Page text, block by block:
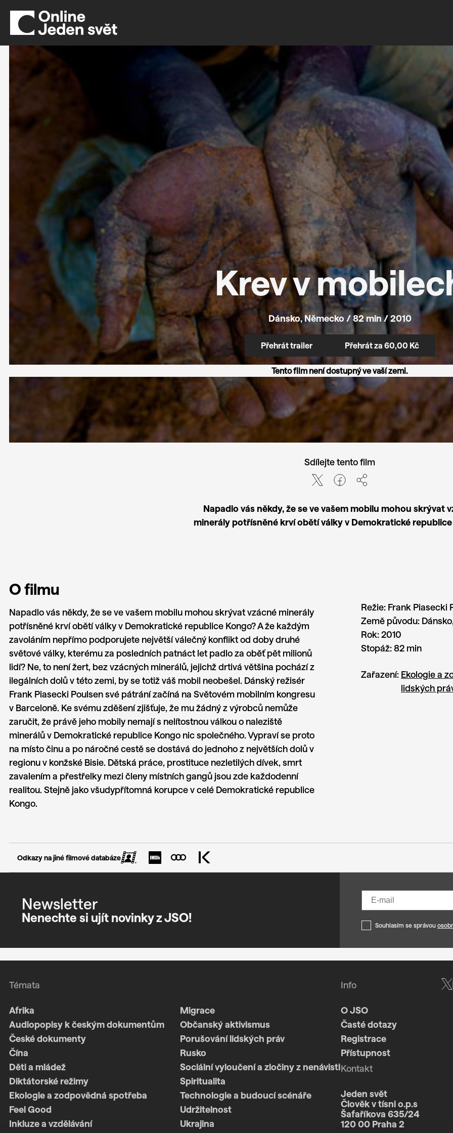
Krev v
Dánsko, Německo / 82 min / 2010
Přehrát trailer Přehrát za 60,00 Kč
Tento film není dostupný ve vaší zemi.
Sdílejte tento film
Napadlo vás někdy, že se ve vašem mobilu mohou skrývat
minerály potřísněné krví obětí války v Demokratické
O filmu
Napadlo vás někdy, že se ve vašem mobilu mohou skrývat vzácné minerály
potřísněné krví obětí války v Demokratické republice Kongo? A že každým
zavoláním nepřímo podporujete největší válečný konflikt od doby druhé
světové války, kterému za posledních patnáct let padlo za oběť pět milionů
lidí? Ne, to není žert, bez vzácných minerálů, jejichž drtivá většina pochází z
ilegálních dolů v této zemi, by se totiž váš mobil neobešel. Dánský režisér
Frank Piasecki Poulsen své pátrání začíná na Světovém mobilním kongresu
v Barceloně. Ke svému zděšení zjišťuje, že mu žádný z výrobců nemůže
zaručit, že právě jeho mobily nemají s nelítostnou válkou o naleziště
minerálů v Demokratické republice Kongo nic společného. Vypraví se proto
na místo činu a po náročné cestě se dostává do jednoho z největších dolů v
regionu v konžské Bisie. Dětská práce, prostituce nezletilých dívek, smrt
zavalením a přestřelky mezi členy místních gangů jsou zde každodenní
realitou. Stejně jako všudypřítomná korupce v celé Demokratické republice
Kongo.
Režie: Frank Piasecki
Země původu:
Rok:2010
Stopáž:82 min
Zařazení: Ekologie a
lidských
Odkazy na jiné filmové databáze
Newsletter
Nenechte si ujít novinky z JSO!
Souhlasím se správou
Témata
Afrika
Migrace
Audiopopisy k českým dokumentům
Občanský aktivismus
České dokumenty
Porušování lidských práv
Čína
Rusko
Děti a mládež
Sociální vyloučení a zločiny z nenávisti
Diktátorské režimy
Spiritualita
Ekologie a zodpovědná spotřeba
Technologie a budoucí scénáře
Feel Good
Udržitelnost
Inkluze a vzdělávání
Ukrajina
Info
O JSO
Časté dotazy
Registrace
Přístupnost
Kontakt
Jeden svět
Člověk v tísni o.p.s
Šafaříkova 635/24
120 00 Praha 2